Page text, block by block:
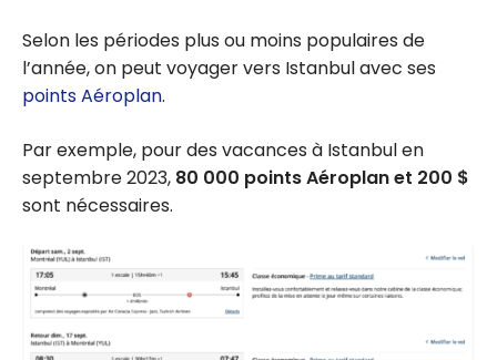
Selon les périodes plus ou moins populaires de
l’année, on peut voyager vers Istanbul avec ses
points Aéroplan.
Par exemple, pour des vacances à Istanbul en
septembre 2023, 80 000 points Aéroplan et 200 $
sont nécessaires.